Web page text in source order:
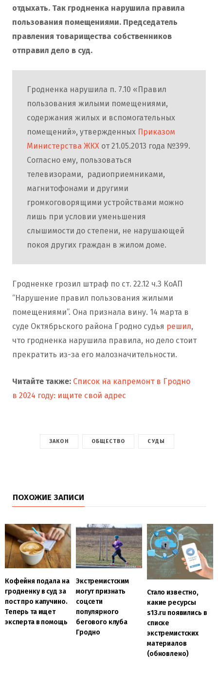
отдыхать. Так гродненка нарушила правила
пользования помещениями. Председатель
правления товарищества собственников
отправил дело в суд.
Гродненка нарушила п. 7.10 «Правил
пользования жилыми помещениями,
содержания жилых и вспомогательных
помещений», утвержденных Приказом
Министерства ЖКХ от 21.05.2013 года №399.
Согласно ему, пользоваться
телевизорами, радиоприемниками,
магнитофонами и другими
громкоговорящими устройствами можно
лишь при условии уменьшения
слышимости до степени, не нарушающей
покоя других граждан в жилом доме.
Гродненке грозил штраф по ст. 22.12 ч.3 КоАП
“Нарушение правил пользования жилыми
помещениями”. Она признала вину. 14 марта в
суде Октябрьского района Гродно судья решил,
что гродненка нарушила правила, но дело стоит
прекратить из-за его малозначительности.
Читайте также: Список на капремонт в Гродно
в 2024 году: ищите свой адрес
ЗАКОН ОБЩЕСТВО СУДЫ
ПОХОЖИЕ ЗАПИСИ
Кофейня подала на
гродненку в суд за
пост про капучино.
Теперь та ищет
эксперта в помощь
Экстремистским
могут признать
соцсети
популярного
бегового клуба
Гродно
Стало известно,
какие ресурсы
s13.ru появились в
списке
экстремистских
материалов
(обновлено)